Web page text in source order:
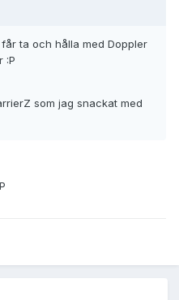
ta och hålla med Doppler
:P
som jag snackat med